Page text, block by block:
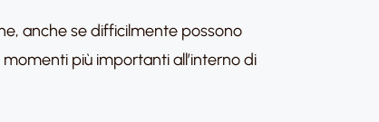
anche se difficilmente possono
più importanti all’interno di